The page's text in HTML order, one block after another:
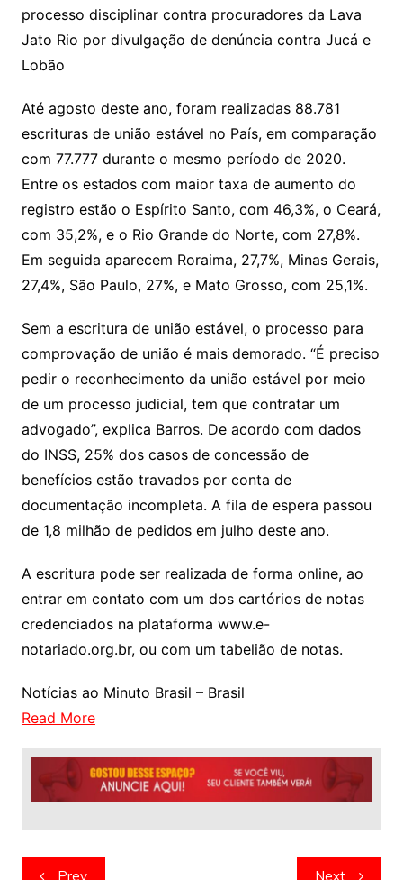
processo disciplinar contra procuradores da Lava
Jato Rio por divulgação de denúncia contra Jucá e
Lobão
Até agosto deste ano, foram realizadas 88.781
escrituras de união estável no País, em comparação
com 77.777 durante o mesmo período de 2020.
Entre os estados com maior taxa de aumento do
registro estão o Espírito Santo, com 46,3%, o Ceará,
com 35,2%, e o Rio Grande do Norte, com 27,8%.
Em seguida aparecem Roraima, 27,7%, Minas Gerais,
27,4%, São Paulo, 27%, e Mato Grosso, com 25,1%.
Sem a escritura de união estável, o processo para
comprovação de união é mais demorado. “É preciso
pedir o reconhecimento da união estável por meio
de um processo judicial, tem que contratar um
advogado”, explica Barros. De acordo com dados
do INSS, 25% dos casos de concessão de
benefícios estão travados por conta de
documentação incompleta. A fila de espera passou
de 1,8 milhão de pedidos em julho deste ano.
A escritura pode ser realizada de forma online, ao
entrar em contato com um dos cartórios de notas
credenciados na plataforma www.e-
notariado.org.br, ou com um tabelião de notas.
Notícias ao Minuto Brasil – Brasil
Read More
Navegação
Prev Next